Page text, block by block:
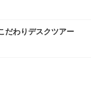
だわりデスクツアー